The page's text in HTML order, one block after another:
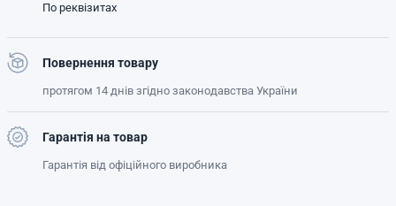
По реквізитах
Повернення товару
протягом 14 днів згідно законодавства України
Гарантія на товар
Гарантія від офіційного виробника